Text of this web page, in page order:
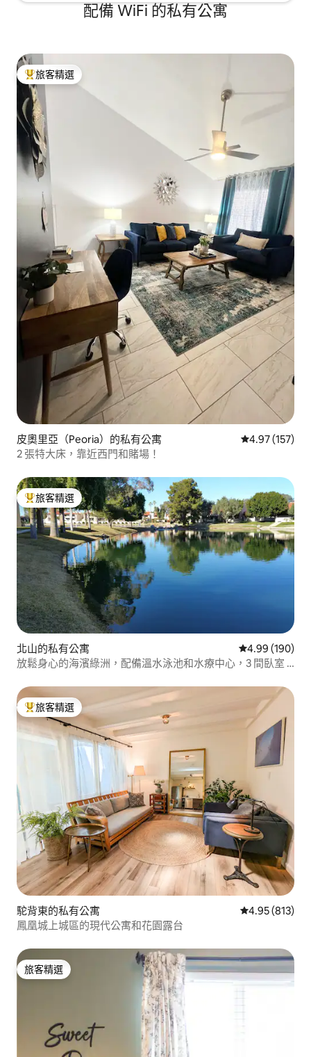
配備 WiFi 的私有公寓
旅客精選榜首
旅客精選
皮奧里亞（Peoria）的私有公寓 從 157 則評價
4.97 (157)
2 張特大床，靠近西門和賭場！
旅客精選榜首
旅客精選
北山的私有公寓 從 190 則評價
4.99 (190)
放鬆身心的海濱綠洲，配備溫水泳池和水療中心，3 間臥室 2
旅客精選榜首
旅客精選
駝背東的私有公寓 從 813 則評價
4.95 (813)
鳳凰城上城區的現代公寓和花園露台
旅客精選
旅客精選